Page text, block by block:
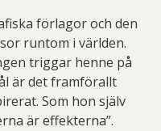
förlagor och den
runtom i världen.
triggar henne på
är det framförallt
Som hon själv
är effekterna”.